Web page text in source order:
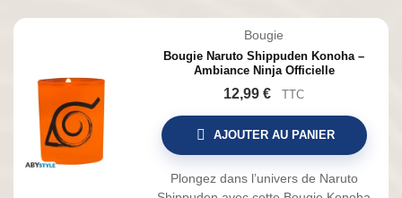
Bougie
Bougie Naruto Shippuden Konoha –
Ambiance Ninja Officielle
12,99 € TTC
AJOUTER AU PANIER
Plongez dans l’univers de Naruto